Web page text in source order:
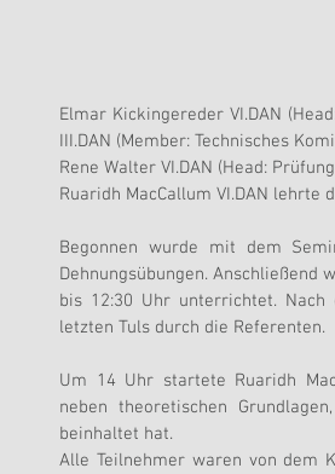
Elmar Kickingereder VI.DAN
III.DAN (Member: Technisches
Rene Walter VI.DAN (Head:
Ruaridh MacCallum VI.DAN lehrte
Begonnen wurde mit dem
Dehnungsübungen.
bis 12:30 Uhr unterrichtet.
letzten Tuls durch die Referenten.
Um 14 Uhr startete Ruaridh
neben theoretischen
beinhaltet hat.
Alle Teilnehmer waren von dem